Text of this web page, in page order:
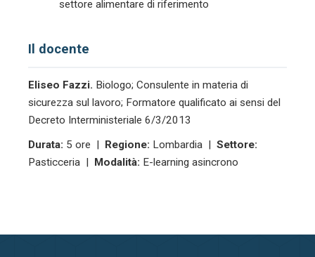
settore alimentare di riferimento
Il docente
Eliseo Fazzi. Biologo; Consulente in materia di
sicurezza sul lavoro; Formatore qualificato ai sensi del
Decreto Interministeriale 6/3/2013
Durata: 5 ore | Regione: Lombardia | Settore:
Pasticceria | Modalità: E-learning asincrono